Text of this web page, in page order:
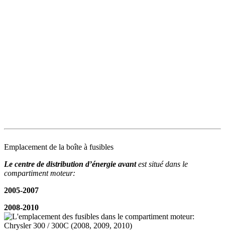
Emplacement de la boîte à fusibles
Le centre de distribution d’énergie avantest situé dans le
compartiment moteur:
2005-2007
2008-2010